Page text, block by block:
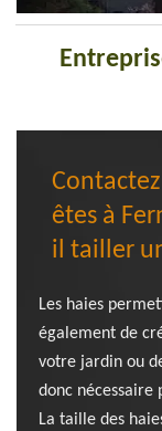
êtes à
il tailler
Les haies
également de
votre jardin ou
donc nécessaire
La taille des